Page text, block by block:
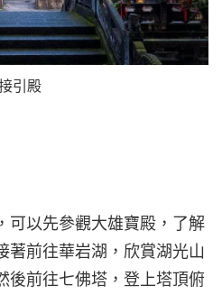
引殿
可以先參觀大雄寶殿，了解
著前往華岩湖，欣賞湖光山
後前往七佛塔，登上塔頂俯